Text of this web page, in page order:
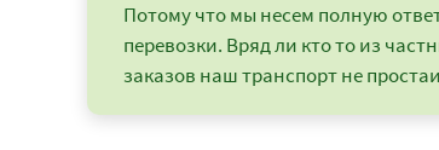
Потому что мы несем полную
перевозки. Вряд ли кто то из
заказов наш транспорт не